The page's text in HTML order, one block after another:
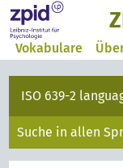
Vokabulare
ISO 639-2
Suche in allen